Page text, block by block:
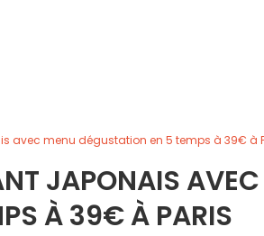
avec menu dégustation en 5 temps à 39€ à
JAPONAIS AVEC
À 39€ À PARIS